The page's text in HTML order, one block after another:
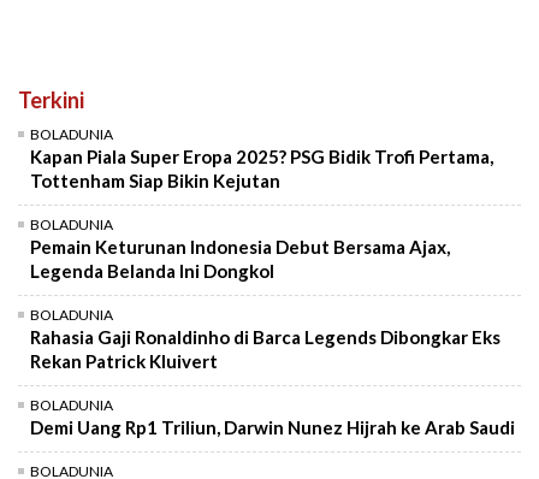
Terkini
BOLADUNIA
Kapan Piala Super Eropa 2025? PSG Bidik Trofi Pertama,
Tottenham Siap Bikin Kejutan
BOLADUNIA
Pemain Keturunan Indonesia Debut Bersama Ajax,
Legenda Belanda Ini Dongkol
BOLADUNIA
Rahasia Gaji Ronaldinho di Barca Legends Dibongkar Eks
Rekan Patrick Kluivert
BOLADUNIA
Demi Uang Rp1 Triliun, Darwin Nunez Hijrah ke Arab Saudi
BOLADUNIA